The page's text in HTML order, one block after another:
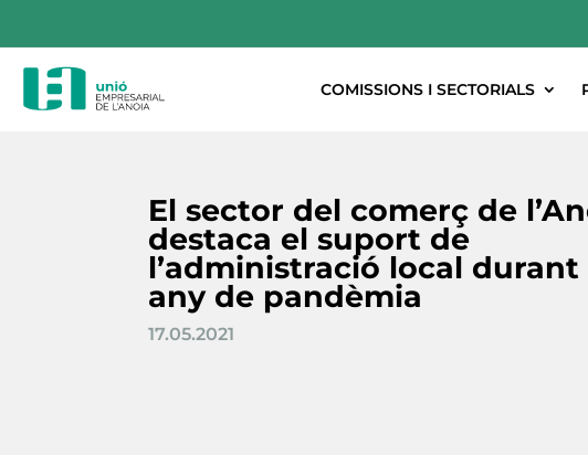
COMISSIONS I SECTORIALS
El sector del comerç de
destaca el suport de
l’administració local
any de pandèmia
17.05.2021